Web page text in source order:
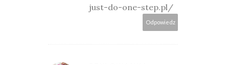
just-do-one-step.pl/
Odpowiedz